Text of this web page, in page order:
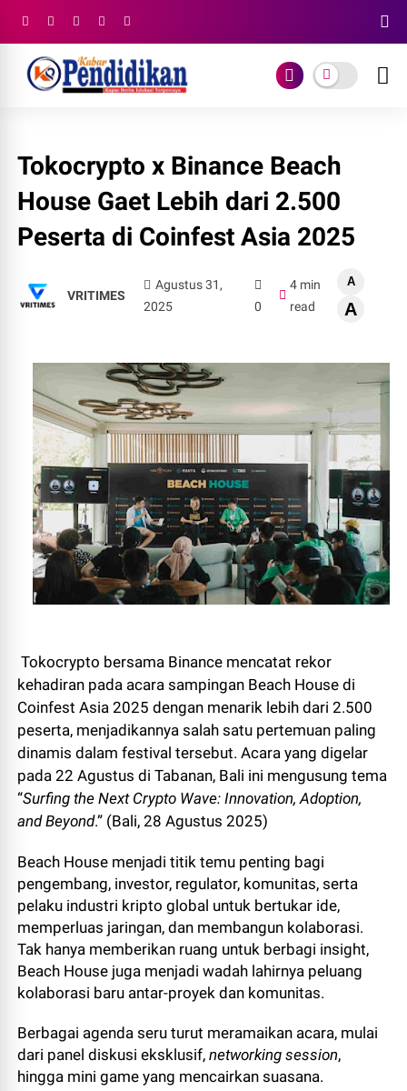
Tokocrypto x Binance Beach
House Gaet Lebih dari 2.500
Peserta di Coinfest Asia 2025
VRITIMES
Agustus 31,
2025
0
4 min
read
A
A
Tokocrypto bersama Binance mencatat rekor
kehadiran pada acara sampingan Beach House di
Coinfest Asia 2025 dengan menarik lebih dari 2.500
peserta, menjadikannya salah satu pertemuan paling
dinamis dalam festival tersebut. Acara yang digelar
pada 22 Agustus di Tabanan, Bali ini mengusung tema
“Surfing the Next Crypto Wave: Innovation, Adoption,
and Beyond.” (Bali, 28 Agustus 2025)
Beach House menjadi titik temu penting bagi
pengembang, investor, regulator, komunitas, serta
pelaku industri kripto global untuk bertukar ide,
memperluas jaringan, dan membangun kolaborasi.
Tak hanya memberikan ruang untuk berbagi insight,
Beach House juga menjadi wadah lahirnya peluang
kolaborasi baru antar-proyek dan komunitas.
Berbagai agenda seru turut meramaikan acara, mulai
dari panel diskusi eksklusif,networking session,
hingga mini game yang mencairkan suasana.